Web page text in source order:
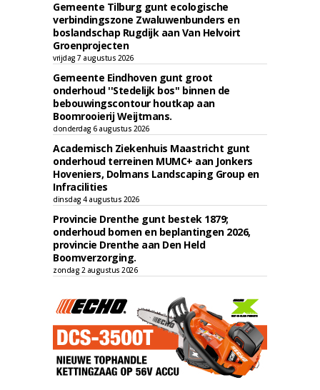
Gemeente Tilburg gunt ecologische
verbindingszone Zwaluwenbunders en
boslandschap Rugdijk aan Van Helvoirt
Groenprojecten
vrijdag 7 augustus 2026
Gemeente Eindhoven gunt groot
onderhoud ''Stedelijk bos'' binnen de
bebouwingscontour houtkap aan
Boomrooierij Weijtmans.
donderdag 6 augustus 2026
Academisch Ziekenhuis Maastricht gunt
onderhoud terreinen MUMC+ aan Jonkers
Hoveniers, Dolmans Landscaping Group en
Infracilities
dinsdag 4 augustus 2026
Provincie Drenthe gunt bestek 1879;
onderhoud bomen en beplantingen 2026,
provincie Drenthe aan Den Held
Boomverzorging.
zondag 2 augustus 2026